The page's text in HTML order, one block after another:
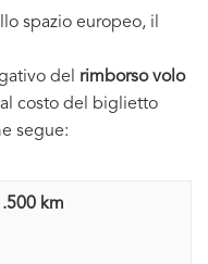
spazio europeo, il
del rimborso volo
costo del biglietto
segue:
km